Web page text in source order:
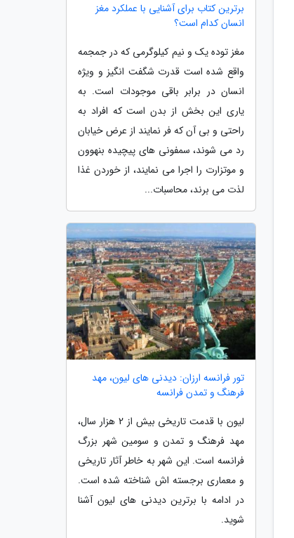
برترین کتاب برای آشنایی با عملکرد مغز
انسان کدام است؟
مغز توده یک و نیم کیلوگرمی که در جمجمه
واقع شده است قدرت شگفت انگیز و ویژه
انسان در برابر باقی موجودات است. به
یاری این بخش از بدن است که افراد به
راحتی و بی آن که فر نمایند از عرض خیابان
رد می شوند، سمفونی های پیچیده بنهوون
و موتزارت را اجرا می نمایند، از خوردن غذا
لذت می برند، محاسبات...
تور فرانسه ارزان: دیدنی های لیون، مهد
فرهنگ و تمدن فرانسه
لیون با قدمت تاریخی بیش از 2 هزار سال،
مهد فرهنگ و تمدن و سومین شهر بزرگ
فرانسه است. این شهر به خاطر آثار تاریخی
و معماری برجسته اش شناخته شده است.
در ادامه با برترین دیدنی های لیون آشنا
شوید.